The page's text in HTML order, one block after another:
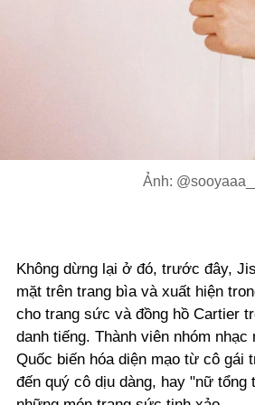
Ảnh: @sooyaaa__
Không dừng lại ở đó, trước đây,
mặt trên trang bìa và xuất hiện
cho trang sức và đồng hồ Cartier
danh tiếng. Thành viên nhóm nhạc
Quốc biến hóa diện mạo từ cô gái
đến quý cô dịu dàng, hay "nữ tổng